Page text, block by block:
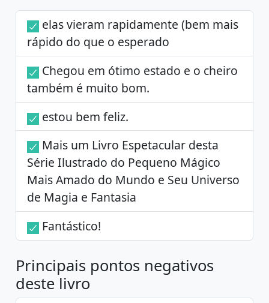
elas vieram rapidamente (bem mais
rápido do que o esperado
Chegou em ótimo estado e o cheiro
também é muito bom.
estou bem feliz.
Mais um Livro Espetacular desta
Série Ilustrado do Pequeno Mágico
Mais Amado do Mundo e Seu Universo
de Magia e Fantasia
Fantástico!
Principais pontos negativos
deste livro